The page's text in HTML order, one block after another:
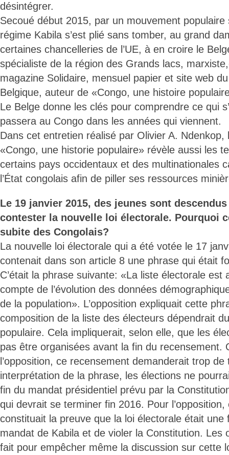
désintégrer.
Secoué début 2015, par un mouvement populaire
régime Kabila s’est plié sans tomber, au grand
certaines chancelleries de l’UE, à en croire le
spécialiste de la région des Grands lacs,
magazine Solidaire, mensuel papier et site web
Belgique, auteur de «Congo, une histoire
Le Belge donne les clés pour comprendre ce qui
passera au Congo dans les années qui viennent.
Dans cet entretien réalisé par Olivier A. Ndenkop,
«Congo, une historie populaire» révèle aussi les
certains pays occidentaux et des multinationales
l’État congolais afin de piller ses ressources
Le 19 janvier 2015, des jeunes sont
contester la nouvelle loi électorale. Pourquoi
subite des Congolais?
La nouvelle loi électorale qui a été votée le 17
contenait dans son article 8 une phrase qui était
C’était la phrase suivante: «La liste électorale est
compte de l’évolution des données
de la population». L’opposition expliquait cette
composition de la liste des électeurs dépendrait
populaire. Cela impliquerait, selon elle, que les
pas être organisées avant la fin du recensement.
l’opposition, ce recensement demanderait trop
interprétation de la phrase, les élections ne
fin du mandat présidentiel prévu par la
qui devrait se terminer fin 2016. Pour
constituait la preuve que la loi électorale était une
mandat de Kabila et de violer la Constitution. Les
fait pour empêcher même la discussion sur cette